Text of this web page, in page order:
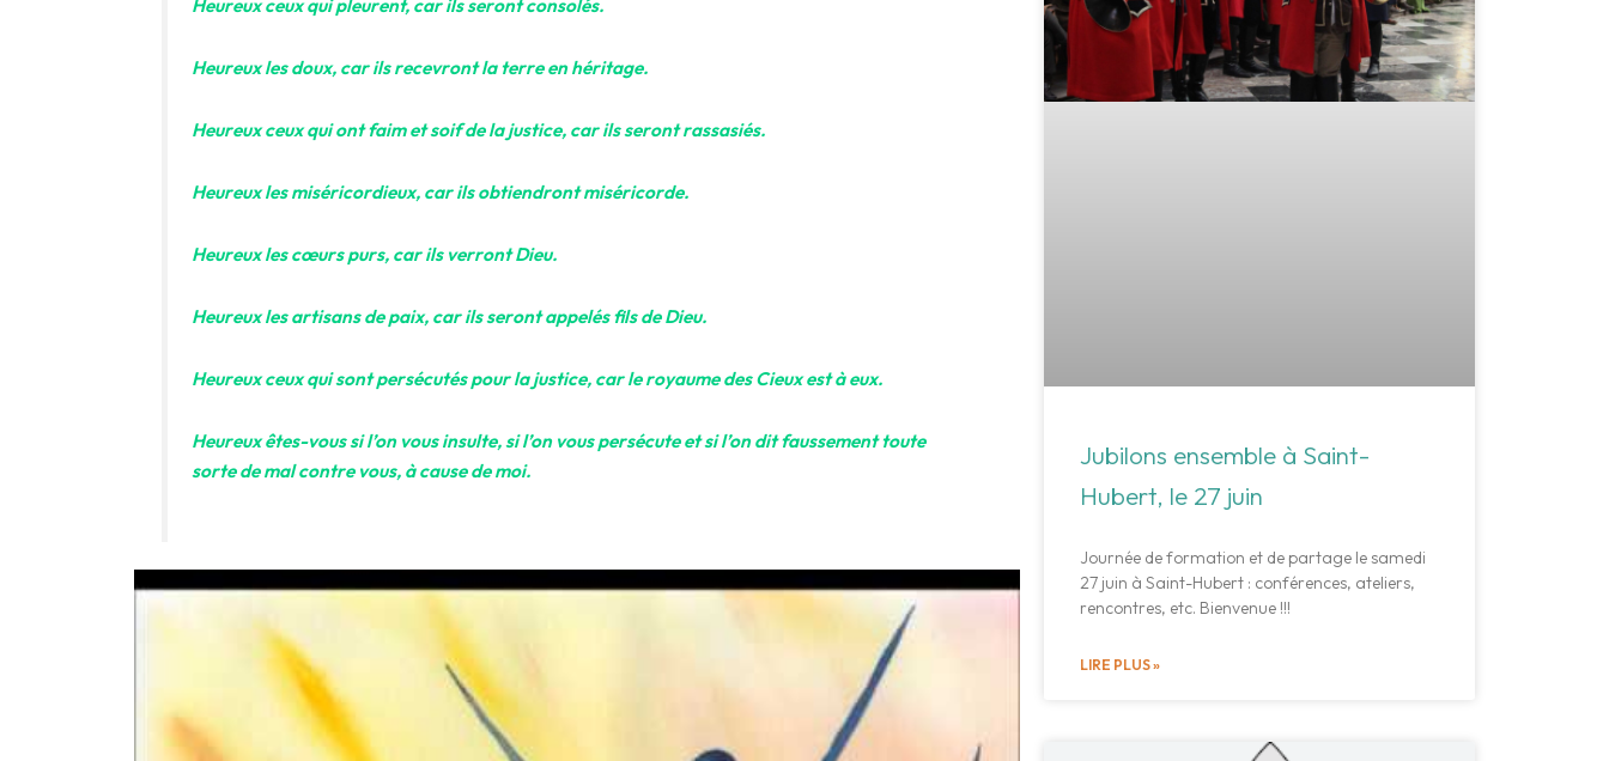
Jubilons ensemble à Saint-
Hubert, le 27 juin
Journée de formation et de partage le samedi
27 juin à Saint-Hubert : conférences, ateliers,
rencontres, etc. Bienvenue !!!
LIRE PLUS »
Heureux ceux qui pleurent, car ils seront consolés.
Heureux les doux, car ils recevront la terre en héritage.
Heureux ceux qui ont faim et soif de la justice, car ils seront rassasiés.
Heureux les miséricordieux, car ils obtiendront miséricorde.
Heureux les cœurs purs, car ils verront Dieu.
Heureux les artisans de paix, car ils seront appelés fils de Dieu.
Heureux ceux qui sont persécutés pour la justice, car le royaume des Cieux est à eux.
Heureux êtes-vous si l’on vous insulte, si l’on vous persécute et si l’on dit faussement toute
sorte de mal contre vous, à cause de moi.